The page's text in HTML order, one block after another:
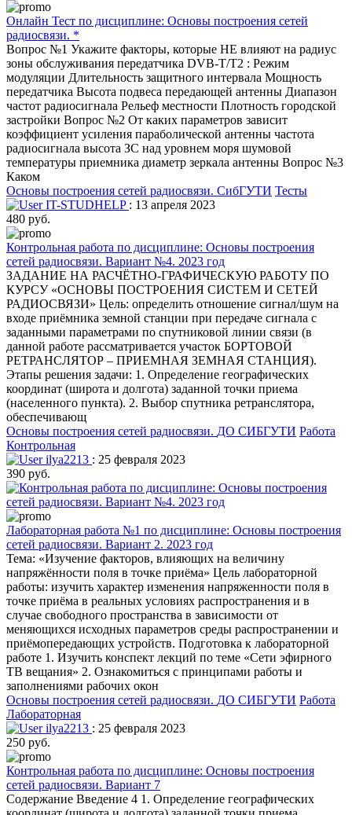
Онлайн Тест по дисциплине: Основы построения сетей
радиосвязи. *
Вопрос №1 Укажите факторы, которые НЕ влияют на радиус
зоны обслуживания передатчика DVB-T/T2 : Режим
модуляции Длительность защитного интервала Мощность
передатчика Высота подвеса передающей антенны Диапазон
частот радиосигнала Рельеф местности Плотность городской
застройки Вопрос №2 От каких параметров зависит
коэффициент усиления параболической антенны частота
радиосигнала высота ЗС над уровнем моря шумовой
температуры приемника диаметр зеркала антенны Вопрос №3
Каком
Основы построения сетей радиосвязи. СибГУТИ Тесты
IT-STUDHELP : 13 апреля 2023
480 руб.
Контрольная работа по дисциплине: Основы построения
сетей радиосвязи. Вариант №4. 2023 год
ЗАДАНИЕ НА РАСЧЁТНО-ГРАФИЧЕСКУЮ РАБОТУ ПО
КУРСУ «ОСНОВЫ ПОСТРОЕНИЯ СИСТЕМ И СЕТЕЙ
РАДИОСВЯЗИ» Цель: определить отношение сигнал/шум на
входе приёмника земной станции при передаче сигнала с
заданными параметрами по спутниковой линии связи (в
данной работе рассматривается участок БОРТОВОЙ
РЕТРАНСЛЯТОР – ПРИЕМНАЯ ЗЕМНАЯ СТАНЦИЯ).
Этапы решения задачи: 1. Определение географических
координат (широта и долгота) заданной точки приема
(населенного пункта). 2. Выбор спутника ретранслятора,
обеспечивающ
Основы построения сетей радиосвязи. ДО СИБГУТИ Работа
Контрольная
ilya2213 : 25 февраля 2023
390 руб.
Лабораторная работа №1 по дисциплине: Основы построения
сетей радиосвязи. Вариант 2. 2023 год
Тема: «Изучение факторов, влияющих на величину
напряжённости поля в точке приёма» Цель лабораторной
работы: изучить характер изменения напряженности поля в
точке приёма в реальных условиях распространения и в
случае свободного пространства в зависимости от
меняющихся исходных параметров среды распространении и
приёмопередающих устройств. Подготовка к лабораторной
работе 1. Изучить конспект лекций по теме «Сети эфирного
ТВ вещания» 2. Ознакомиться с принципами работы и
заполнениями рабочих окон
Основы построения сетей радиосвязи. ДО СИБГУТИ Работа
Лабораторная
ilya2213 : 25 февраля 2023
250 руб.
Контрольная работа по дисциплине: Основы построения
сетей радиосвязи. Вариант 7
Содержание Введение 4 1. Определение географических